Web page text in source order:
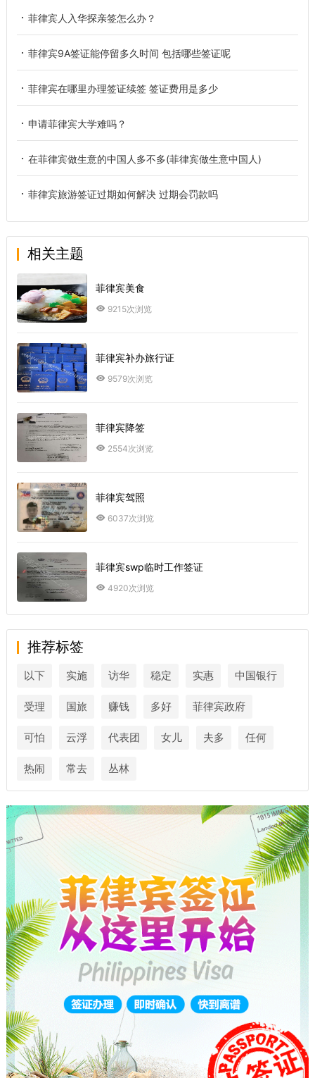
菲律宾人入华探亲签怎么办？
菲律宾9A签证能停留多久时间 包括哪些签证呢
菲律宾在哪里办理签证续签 签证费用是多少
申请菲律宾大学难吗？
在菲律宾做生意的中国人多不多(菲律宾做生意中国人)
菲律宾旅游签证过期如何解决 过期会罚款吗
相关主题
菲律宾美食
9215次浏览
菲律宾补办旅行证
9579次浏览
菲律宾降签
2554次浏览
菲律宾驾照
6037次浏览
菲律宾swp临时工作签证
4920次浏览
推荐标签
以下 实施 访华 稳定 实惠 中国银行
受理 国旅 赚钱 多好 菲律宾政府
可怕 云浮 代表团 女儿 夫多 任何
热闹 常去 丛林